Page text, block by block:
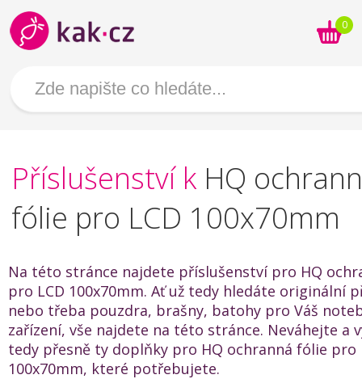
0
Příslušenství k HQ
fólie pro LCD 100x70mm
Na této stránce najdete příslušenství pro HQ
pro LCD 100x70mm. Ať už tedy hledáte originální
nebo třeba pouzdra, brašny, batohy pro Váš
zařízení, vše najdete na této stránce. Neváhejte a
tedy přesně ty doplňky pro HQ ochranná fólie pro
100x70mm, které potřebujete.